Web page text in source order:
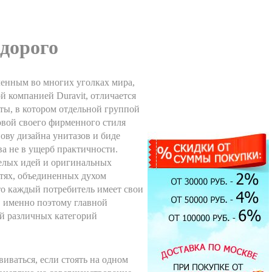
во многих уголках мира,
Duravit, отличается
в котором отдельной группой
своего фирменного стиля
дизайна унитазов и биде
не в ущерб практичности.
идей и оригинальных
объединенных духом
каждый потребитель имеет свои
поэтому главной
различных категорий
если стоять на одном
Душевая кабина Timo T-1190
90x90см
51900.00 руб.
Экран под ванну Техно 170
см мдф
4700.00 руб.